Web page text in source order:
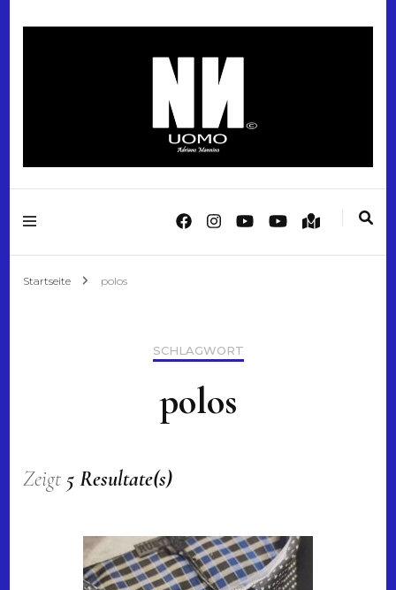
Mannino Fashion
"Italian Style. Reimagined Men's Fashion"
Startseite polos
SCHLAGWORT
polos
Zeigt 5 Resultate(s)